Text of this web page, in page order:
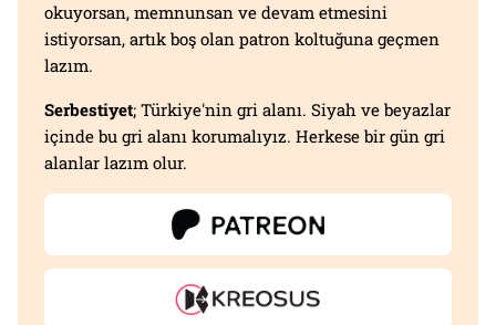
okuyorsan, memnunsan ve devam etmesini
istiyorsan, artık boş olan patron koltuğuna geçmen
lazım.
Serbestiyet; Türkiye'nin gri alanı. Siyah ve beyazlar
içinde bu gri alanı korumalıyız. Herkese bir gün gri
alanlar lazım olur.